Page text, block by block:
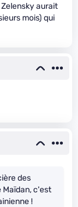
aurait
mois) qui
des
Maïdan, c'est
!